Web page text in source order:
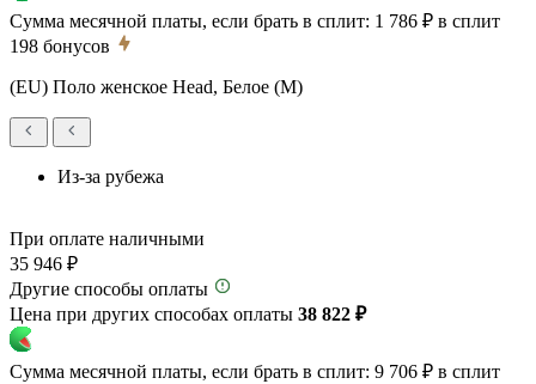
Сумма месячной платы, если брать в сплит: 1 786 ₽ в сплит
198 бонусов
(EU) Поло женское Head, Белое (M)
Из-за рубежа
При оплате наличными
35 946 ₽
Другие способы оплаты
Цена при других способах оплаты 38 822 ₽
Сумма месячной платы, если брать в сплит: 9 706 ₽ в сплит